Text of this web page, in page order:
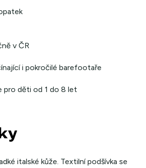
v ČR
i pokročilé barefootaře
pro děti od 1 do 8 let
italské kůže. Textilní podšívka se